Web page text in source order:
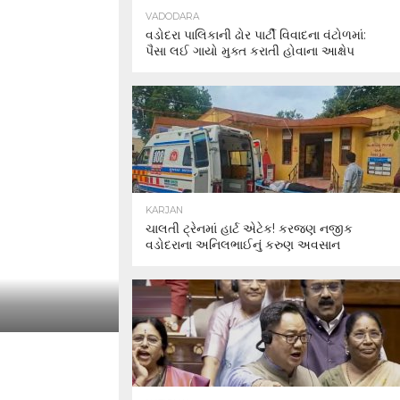
VADODARA
વડોદરા પાલિકાની ઢોર પાર્ટી વિવાદના વંટોળમાં:
પૈસા લઈ ગાયો મુક્ત કરાતી હોવાના આક્ષેપ
KARJAN
ચાલતી ટ્રેનમાં હાર્ટ એટેક! કરજણ નજીક
વડોદરાના અનિલભાઈનું કરુણ અવસાન